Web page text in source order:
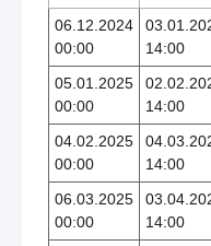
06.12.2024
00:00
14:00
05.01.2025
00:00
14:00
04.02.2025
00:00
14:00
06.03.2025
00:00
14:00